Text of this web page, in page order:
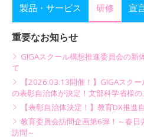
製品・サービス 研修 宣
重要なお知らせ
GIGAスクール構想推進委員会の新
て
【2026.03.13開催！】GIGAスク
の表彰自治体が決定！文部科学省様の
【表彰自治体決定！】教育DX推進
教育委員会訪問企画第6弾！～春
訪問～